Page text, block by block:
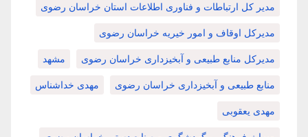
مدیر کل ارتباطات و فناوری اطلاعات استان خراسان رضوی
مدیرکل اوقاف و امور خیریه خراسان رضوی
مدیرکل منابع طبیعی و آبخیزداری خراسان رضوی مشهد
منابع طبیعی و آبخیزداری خراسان رضوی مهدی خداشناس
مهدی یعقوبی